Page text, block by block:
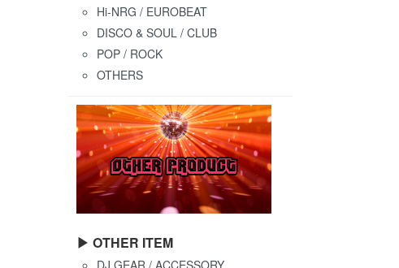
Hi-NRG / EUROBEAT
DISCO & SOUL / CLUB
POP / ROCK
OTHERS
▶ OTHER ITEM